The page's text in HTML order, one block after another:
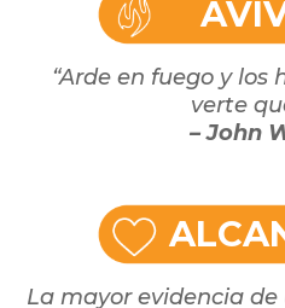
“Arde en fuego y los
verte
– John
La mayor evidencia